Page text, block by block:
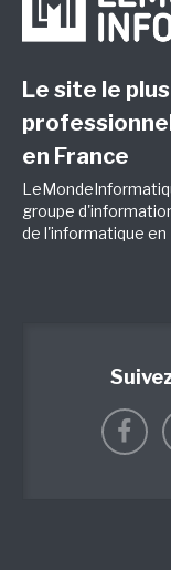
Le site le
en France
groupe
de l'informatique en